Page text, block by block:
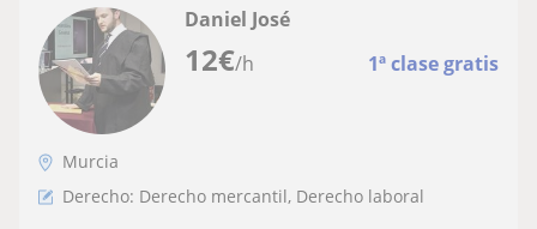
12€/h 1ª clase gratis
Daniel José
Murcia
Derecho: Derecho mercantil, Derecho laboral